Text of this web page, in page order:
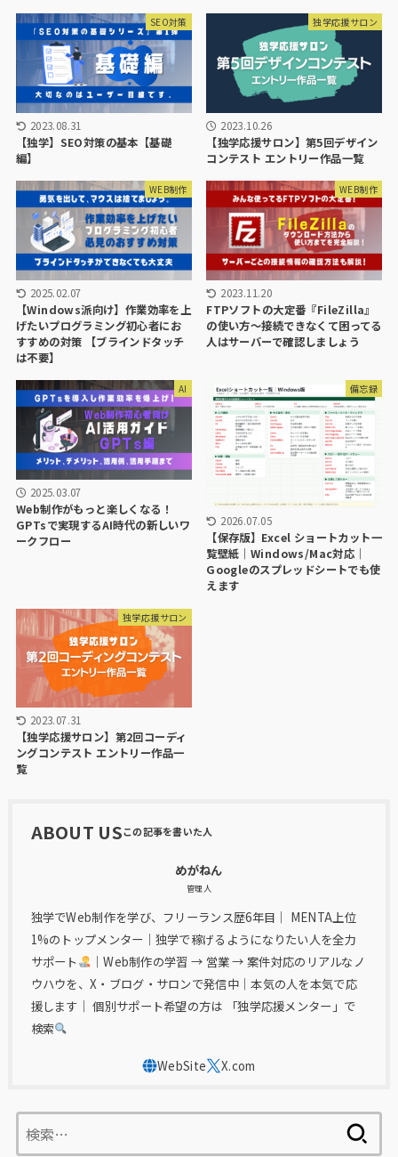
SEO対策
2023.08.31
【独学】SEO対策の基本【基礎
編】
独学応援サロン
2023.10.26
【独学応援サロン】第5回デザイン
コンテスト エントリー作品一覧
WEB制作
2025.02.07
【Windows派向け】作業効率を上
げたいプログラミング初心者にお
すすめの対策 【ブラインドタッチ
は不要】
WEB制作
2023.11.20
FTPソフトの大定番『FileZilla』
の使い方〜接続できなくて困ってる
人はサーバーで確認しましょう
AI
2025.03.07
Web制作がもっと楽しくなる！
GPTsで実現するAI時代の新しいワ
ークフロー
備忘録
2026.07.05
【保存版】Excel ショートカット一
覧壁紙｜Windows/Mac対応｜
Googleのスプレッドシートでも使
えます
独学応援サロン
2023.07.31
【独学応援サロン】第2回コーディ
ングコンテスト エントリー作品一
覧
ABOUT US
めがねん
管理人
独学でWeb制作を学び、フリーランス歴6年目｜ MENTA上位
1%のトップメンター｜独学で稼げるようになりたい人を全力
サポート
｜Web制作の学習 → 営業 → 案件対応のリアルなノ
ウハウを、X・ブログ・サロンで発信中｜本気の人を本気で応
援します｜ 個別サポート希望の方は 「独学応援メンター」で
検索
索: